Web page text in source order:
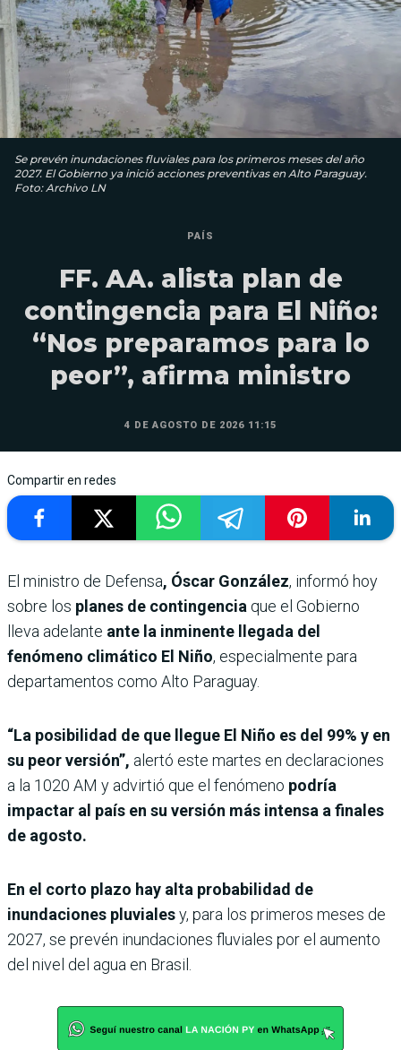
Se prevén inundaciones fluviales para los primeros meses del año
2027. El Gobierno ya inició acciones preventivas en Alto Paraguay.
Foto: Archivo LN
PAÍS
FF. AA. alista plan de
contingencia para El Niño:
“Nos preparamos para lo
peor”, afirma ministro
4 DE AGOSTO DE 2026 11:15
Compartir en redes
El ministro de Defensa, Óscar González, informó hoy
sobre los planes de contingencia que el Gobierno
lleva adelante ante la inminente llegada del
fenómeno climático El Niño, especialmente para
departamentos como Alto Paraguay.
“La posibilidad de que llegue El Niño es del 99% y en
su peor versión”, alertó este martes en declaraciones
a la 1020 AM y advirtió que el fenómeno podría
impactar al país en su versión más intensa a finales
de agosto.
En el corto plazo hay alta probabilidad de
inundaciones pluvialesy, para los primeros meses de
2027, se prevén inundaciones fluviales por el aumento
del nivel del agua en Brasil.